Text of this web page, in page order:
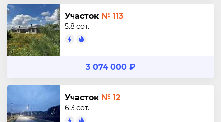
Участок № 113
5.8 сот.
3 074 000 ₽
Участок № 12
6.3 сот.